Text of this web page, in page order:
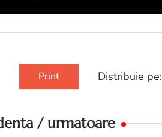
Print Distribuie pe:
/ urmatoare